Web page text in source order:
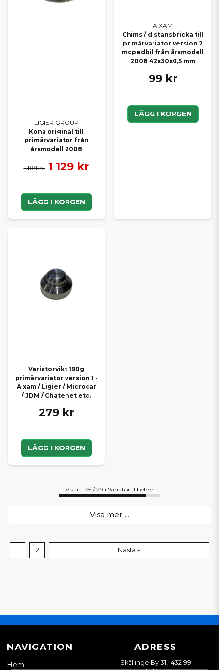
LIGIER GROUP
Kona original till
primärvariator från
årsmodell 2008
1 189 kr 1 129 kr
LÄGG I KORGEN
AIXAM
Chims / distansbricka till
primärvariator version 2
mopedbil från årsmodell
2008 42x30x0,5 mm
99 kr
LÄGG I KORGEN
Variatorvikt 190g
primärvariator version 1 -
Aixam / Ligier / Microcar
/ JDM / Chatenet etc.
279 kr
LÄGG I KORGEN
Visar 1-25 / 29 i Variatortillbehör
Visa mer ...
1 2 Nästa »
NAVIGATION
Hem
ADRESS
Skällinge By 31, 432 99